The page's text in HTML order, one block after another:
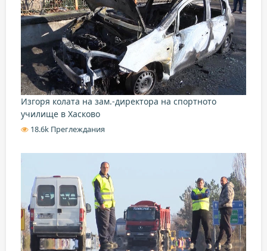
Изгоря колата на зам.-директора на спортното
училище в Хасково
18.6k Преглеждания